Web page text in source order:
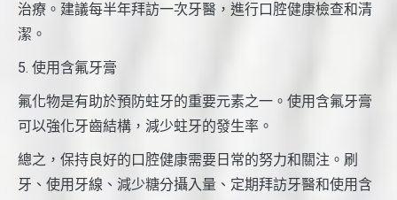
治療。建議每半年拜訪一次牙醫，進行口腔健康檢查和清
潔。
5. 使用含氟牙膏
氟化物是有助於預防蛀牙的重要元素之一。使用含氟牙膏
可以強化牙齒結構，減少蛀牙的發生率。
總之，保持良好的口腔健康需要日常的努力和關注。刷
牙、使用牙線、減少糖分攝入量、定期拜訪牙醫和使用含